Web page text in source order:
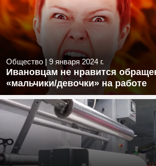
Общество | 9 января 2024 г.
Ивановцам не нравится
«мальчики/девочки» на работе